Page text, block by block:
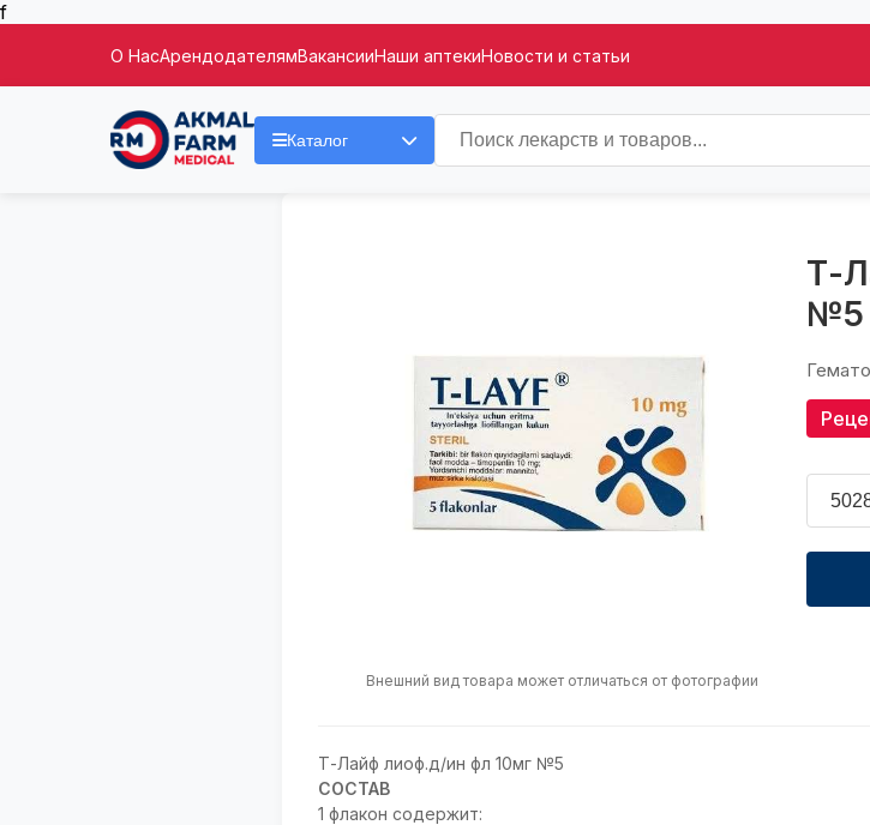
f
О НасАрендодателямВакансииНаши аптекиНовости и статьи
Каталог
Внешний вид товара может отличаться от фотографии
Т-
№5
Т-Лайф лиоф.д/ин фл 10мг №5
СОСТАВ
1 флакон содержит: